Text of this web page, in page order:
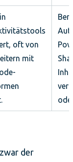
oft von
mit
der